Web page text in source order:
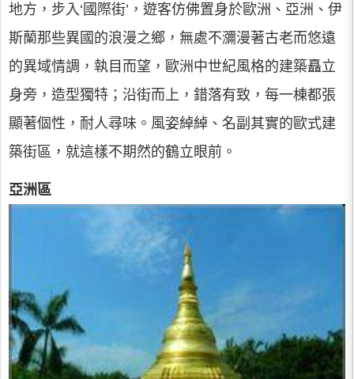
地方，步入‘國際街’，遊客仿佛置身於歐洲、亞洲、伊
斯蘭那些異國的浪漫之鄉，無處不瀰漫著古老而悠遠
的異域情調，執目而望，歐洲中世紀風格的建築矗立
身旁，造型獨特；沿街而上，錯落有致，每一棟都張
顯著個性，耐人尋味。風姿綽綽、名副其實的歐式建
築街區，就這樣不期然的鶴立眼前。
亞洲區